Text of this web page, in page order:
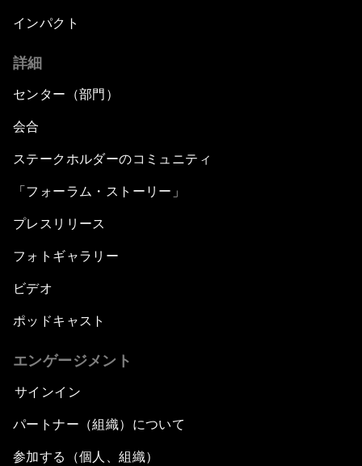
インパクト
詳細
センター（部門）
会合
ステークホルダーのコミュニティ
「フォーラム・ストーリー」
プレスリリース
フォトギャラリー
ビデオ
ポッドキャスト
エンゲージメント
サインイン
パートナー（組織）について
参加する（個人、組織）